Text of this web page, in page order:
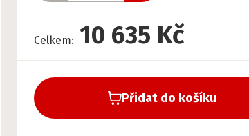
Celkem: 10 635 Kč
Přidat do košíku